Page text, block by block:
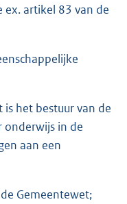
ex. artikel 83 van de
het bestuur van de
onderwijs in de
aan een
Gemeentewet;